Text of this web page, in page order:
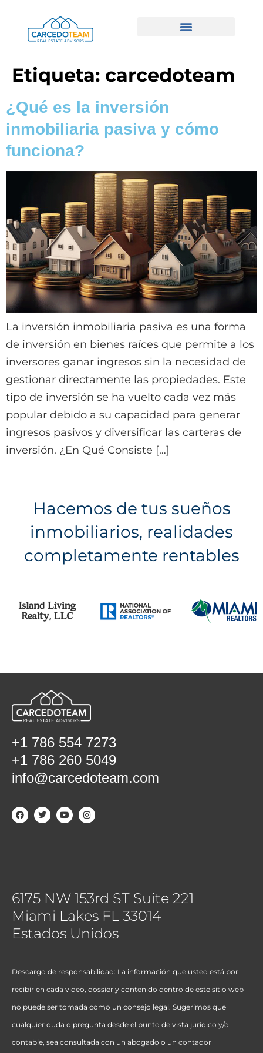
Etiqueta: carcedoteam
¿Qué es la inversión
inmobiliaria pasiva y cómo
funciona?
La inversión inmobiliaria pasiva es una forma
de inversión en bienes raíces que permite a los
inversores ganar ingresos sin la necesidad de
gestionar directamente las propiedades. Este
tipo de inversión se ha vuelto cada vez más
popular debido a su capacidad para generar
ingresos pasivos y diversificar las carteras de
inversión. ¿En Qué Consiste […]
Hacemos de tus sueños
inmobiliarios, realidades
completamente rentables
+1 786 554 7273
+1 786 260 5049
info@carcedoteam.com
6175 NW 153rd ST Suite 221
Miami Lakes FL 33014
Estados Unidos
Descargo de responsabilidad: La información que usted está por
recibir en cada video, dossier y contenido dentro de este sitio web
no puede ser tomada como un consejo legal. Sugerimos que
cualquier duda o pregunta desde el punto de vista jurídico y/o
contable, sea consultada con un abogado o un contador